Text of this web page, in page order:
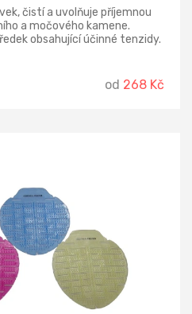
čistí a uvolňuje příjemnou
a močového kamene.
obsahující účinné tenzidy.
vodního a močového kamene.
od 268 Kč